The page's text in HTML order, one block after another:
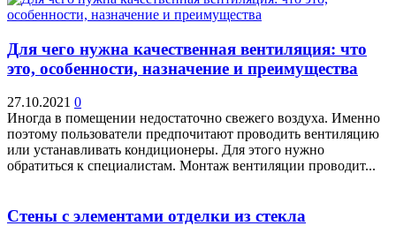
Для чего нужна качественная вентиляция: что
это, особенности, назначение и преимущества
27.10.2021 0
Иногда в помещении недостаточно свежего воздуха. Именно
поэтому пользователи предпочитают проводить вентиляцию
или устанавливать кондиционеры. Для этого нужно
обратиться к специалистам. Монтаж вентиляции проводит...
Стены с элементами отделки из стекла